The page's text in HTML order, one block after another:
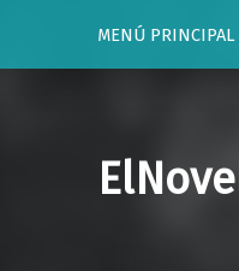
MENÚ PRINCIPAL